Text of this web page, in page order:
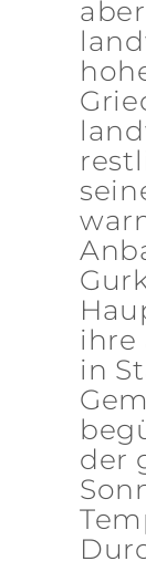
ihre
in
der